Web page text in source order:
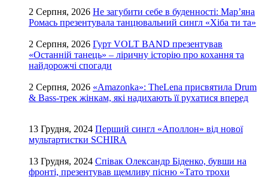
2 Серпня, 2026 Не загубити себе в буденності: Мар’яна
Ромась презентувала танцювальний сингл «Хіба ти та»
2 Серпня, 2026 Гурт VOLT BAND презентував
«Останній танець» – ліричну історію про кохання та
найдорожчі спогади
2 Серпня, 2026 «Amazonka»: TheLena присвятила Drum
& Bass-трек жінкам, які надихають її рухатися вперед
13 Грудня, 2024 Перший сингл «Аполлон» від нової
мультартистки SCHIRA
13 Грудня, 2024 Співак Олександр Біденко, бувши на
фронті, презентував щемливу пісню «Тато трохи